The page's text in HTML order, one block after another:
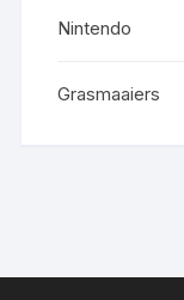
Nintendo
Grasmaaiers